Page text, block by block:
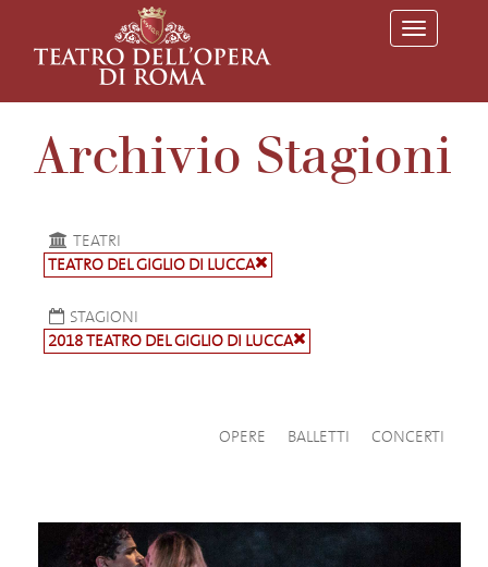
T
o
l
a
v
Archivio Stagioni
TEATRI
TEATRO DEL GIGLIO DI LUCCA
STAGIONI
2018 TEATRO DEL GIGLIO DI LUCCA
OPERE BALLETTI CONCERTI